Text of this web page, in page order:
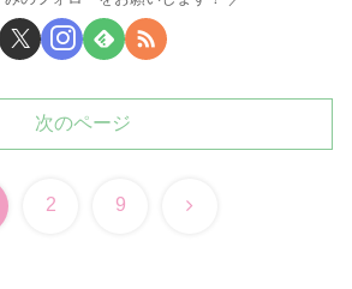
次のページ
2 9 次